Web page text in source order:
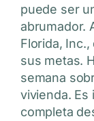
puede ser
abrumador.
Florida,
sus metas.
semana
vivienda. Es
completa